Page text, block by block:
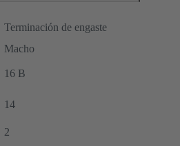
Terminación de engaste
Macho
16 B
14
2